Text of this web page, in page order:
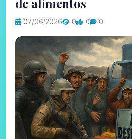
de alimentos
07/06/2026 0 0 0